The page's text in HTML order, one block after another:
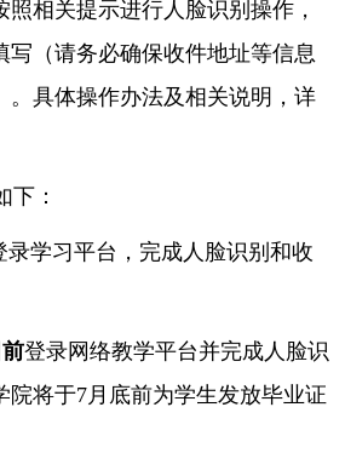
相关提示进行人脸识别操作，
写（请务必确保收件地址等信息
。具体操作办法及相关说明，详
下：
录学习平台，完成人脸识别和收
前登录网络教学平台并完成人脸识
院将于7月底前为学生发放毕业证